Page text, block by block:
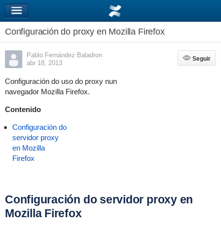
Configuración do proxy en Mozilla Firefox
Pablo Fernández Baladron
abr 18, 2013
Seguir
Seguir
Configuración do uso do proxy nun
navegador Mozilla Firefox.
Contenido
Configuración do
servidor proxy
en Mozilla
Firefox
Configuración do servidor proxy en
Mozilla Firefox